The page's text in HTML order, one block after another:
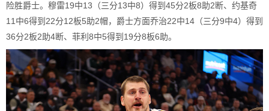
险胜爵士。穆雷19中13（三分13中8）得到45分2板8助2断、约基奇
11中6得到22分12板5助2帽，爵士方面乔治22中14（三分9中4）得到
36分2板2助4断、菲利8中5得到19分8板6助。